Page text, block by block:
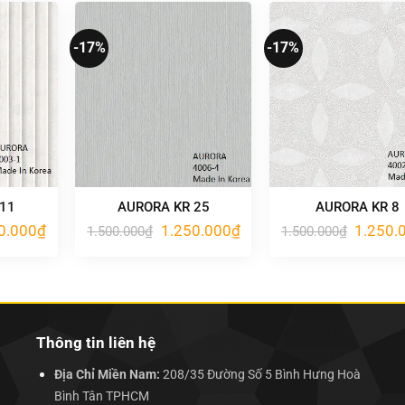
1.250.000₫.
₫Giá
hiện
-17%
AURORA KR 25
1.500.000₫ Giá
1.250.000₫Giá
hiện
-17%
AURORA KR 8
1.500.000₫ Giá
Thông tin liên hệ
Địa Chỉ Miền Nam: 208/35 Đường Số 5 Bình Hưng Hoà
Bình Tân TPHCM